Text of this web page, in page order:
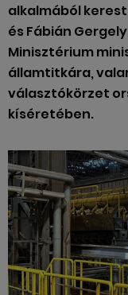
alkalmából
és Fábián
Minisztérium
államtitkára,
választókörzet
kíséretében.